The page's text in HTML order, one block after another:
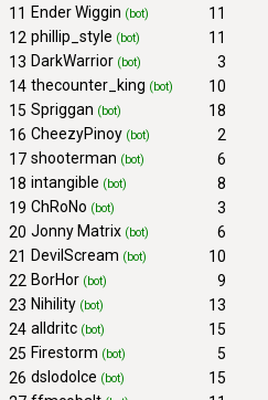
11 Ender Wiggin (bot) 11
12 phillip_style (bot) 11
13 DarkWarrior (bot) 3
14 thecounter_king (bot) 10
15 Spriggan (bot) 18
16 CheezyPinoy (bot) 2
17 shooterman (bot) 6
18 intangible (bot) 8
19 ChRoNo (bot) 3
20 Jonny Matrix (bot) 6
21 DevilScream (bot) 10
22 BorHor (bot) 9
23 Nihility (bot) 13
24 alldritc (bot) 15
25 Firestorm (bot) 5
26 dslodolce (bot) 15